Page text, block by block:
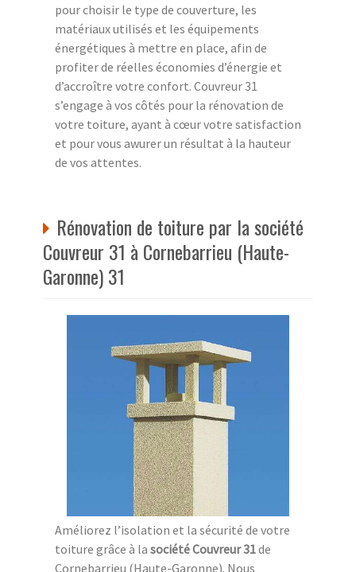
pour choisir le type de couverture, les
matériaux utilisés et les équipements
énergétiques à mettre en place, afin de
profiter de réelles économies d’énergie et
d’accroître votre confort. Couvreur 31
s’engage à vos côtés pour la rénovation de
votre toiture, ayant à cœur votre satisfaction
et pour vous awurer un résultat à la hauteur
de vos attentes.
Rénovation de toiture par la société
Couvreur 31 à Cornebarrieu (Haute-
Garonne) 31
Améliorez l’isolation et la sécurité de votre
toiture grâce à la société Couvreur 31de
Cornebarrieu (Haute-Garonne). Nous